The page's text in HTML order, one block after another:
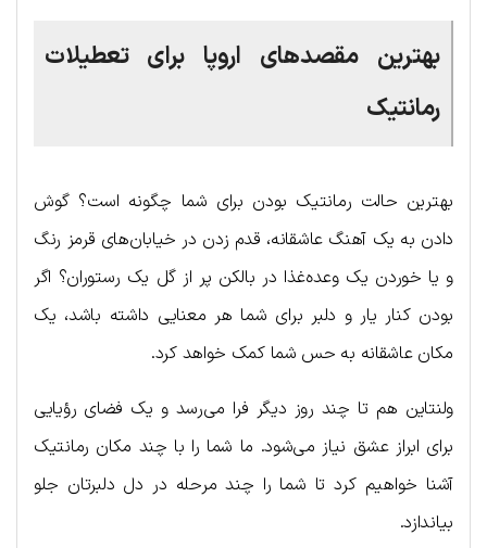
بهترین مقصدهای اروپا برای تعطیلات
رمانتیک
بهترین حالت رمانتیک بودن برای شما چگونه است؟ گوش
دادن به یک آهنگ عاشقانه، قدم زدن در خیابان‌های قرمز رنگ
و یا خوردن یک وعده‌غذا در بالکن پر از گل یک رستوران؟ اگر
بودن کنار یار و دلبر برای شما هر معنایی داشته باشد، یک
مکان عاشقانه به حس شما کمک خواهد کرد.
ولنتاین هم تا چند روز دیگر فرا می‌رسد و یک فضای رؤیایی
برای ابراز عشق نیاز می‌شود. ما شما را با چند مکان رمانتیک
آشنا خواهیم کرد تا شما را چند مرحله در دل دلبرتان جلو
بیاندازد.